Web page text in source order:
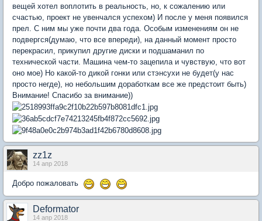
вещей хотел воплотить в реальность, но, к сожалению или
счастью, проект не увенчался успехом) И после у меня появился
прел. С ним мы уже почти два года. Особым изменениям он не
подвергся(думаю, что все впереди), на данный момент просто
перекрасил, прикупил другие диски и подшаманил по
технической части. Машина чем-то зацепила и чувствую, что вот
оно мое) Но какой-то дикой гонки или стэнсухи не будет(у нас
просто негде), но небольшим доработкам все же предстоит быть)
Внимание! Спасибо за внимание))
zz1z
14 апр 2018
Добро пожаловать
Deformator
14 апр 2018